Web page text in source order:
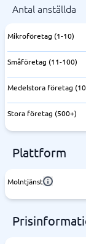
Antal anställda
Mikroföretag (1-10)
Småföretag (11-100)
Medelstora företag
Stora företag (500+)
Plattform
Molntjänst